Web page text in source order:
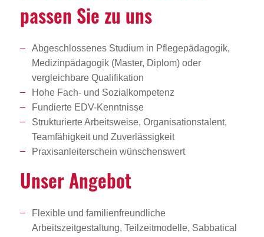
passen Sie zu uns
Abgeschlossenes Studium in Pflegepädagogik,
Medizinpädagogik (Master, Diplom) oder
vergleichbare Qualifikation
Hohe Fach- und Sozialkompetenz
Fundierte EDV-Kenntnisse
Strukturierte Arbeitsweise, Organisationstalent,
Teamfähigkeit und Zuverlässigkeit
Praxisanleiterschein wünschenswert
Unser Angebot
Flexible und familienfreundliche
Arbeitszeitgestaltung, Teilzeitmodelle, Sabbatical